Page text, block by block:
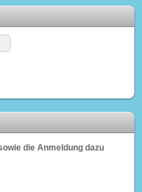
die Anmeldung dazu